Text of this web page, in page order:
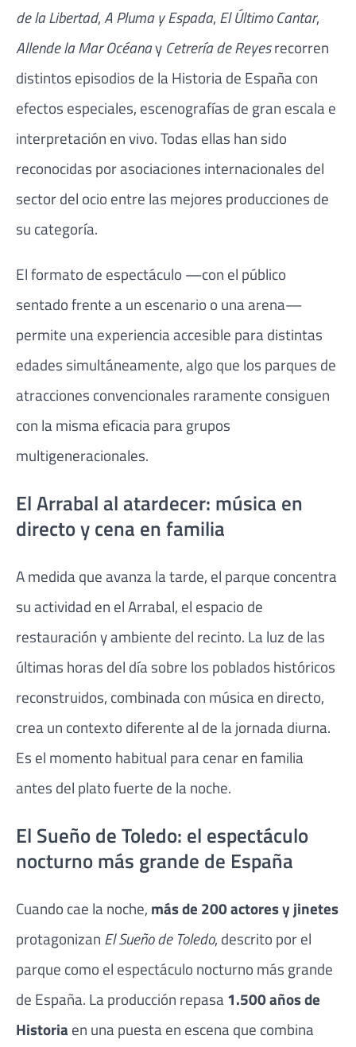
de la Libertad,A Pluma y Espada, El Último Cantar,
Allende la Mar Océanay Cetrería de Reyesrecorren
distintos episodios de la Historia de España con
efectos especiales, escenografías de gran escala e
interpretación en vivo. Todas ellas han sido
reconocidas por asociaciones internacionales del
sector del ocio entre las mejores producciones de
su categoría.
El formato de espectáculo —con el público
sentado frente a un escenario o una arena—
permite una experiencia accesible para distintas
edades simultáneamente, algo que los parques de
atracciones convencionales raramente consiguen
con la misma eficacia para grupos
multigeneracionales.
El Arrabal al atardecer: música en
directo y cena en familia
A medida que avanza la tarde, el parque concentra
su actividad en el Arrabal, el espacio de
restauración y ambiente del recinto. La luz de las
últimas horas del día sobre los poblados históricos
reconstruidos, combinada con música en directo,
crea un contexto diferente al de la jornada diurna.
Es el momento habitual para cenar en familia
antes del plato fuerte de la noche.
El Sueño de Toledo: el espectáculo
nocturno más grande de España
Cuando cae la noche, más de 200 actores y jinetes
protagonizan El Sueño de Toledo, descrito por el
parque como el espectáculo nocturno más grande
de España. La producción repasa1.500 años de
Historia en una puesta en escena que combina